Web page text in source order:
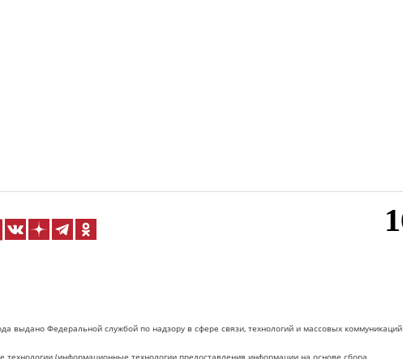
выдано Федеральной службой по надзору в сфере связи, технологий и массовых коммуникаций